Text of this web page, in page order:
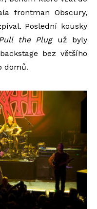
frontman Obscury,
Poslední kousky
Pull the Pluguž byly
bez většího
domů.